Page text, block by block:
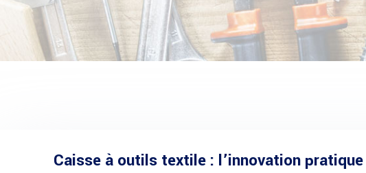
Caisse à outils textile : l’innovation